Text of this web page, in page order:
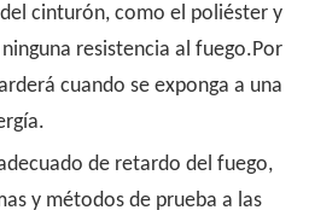
cinturón, como el poliéster y
resistencia al fuego.Por
cuando se exponga a una
de retardo del fuego,
y métodos de prueba a las